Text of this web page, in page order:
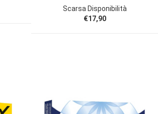
Scarsa Disponibilità
€17,90